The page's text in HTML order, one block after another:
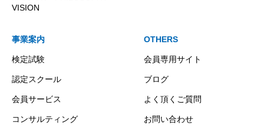
VISION
事業案内
検定試験
認定スクール
会員サービス
コンサルティング
OTHERS
会員専用サイト
ブログ
よく頂くご質問
お問い合わせ